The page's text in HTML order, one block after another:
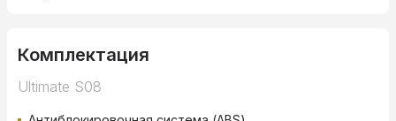
Комплектация
Ultimate S08